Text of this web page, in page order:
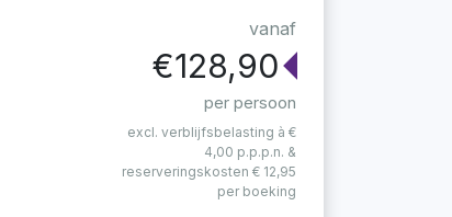
vanaf
€128,90
per persoon
excl. verblijfsbelasting à €
4,00 p.p.p.n. &
reserveringskosten € 12,95
per boeking